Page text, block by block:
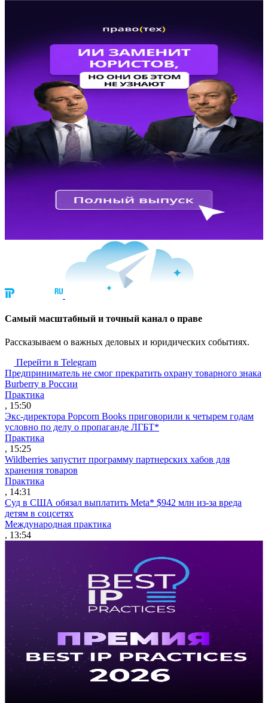
Cамый масштабный и точный канал о праве
Рассказываем о важных деловых и юридических событиях.
Перейти в Telegram
Предприниматель не смог прекратить охрану товарного знака
Burberry в России
Практика
, 15:50
Экс-директора Popcorn Books приговорили к четырем годам
условно по делу о пропаганде ЛГБТ*
Практика
, 15:25
Wildberries запустит программу партнерских хабов для
хранения товаров
Практика
, 14:31
Суд в США обязал выплатить Meta* $942 млн из-за вреда
детям в соцсетях
Международная практика
, 13:54